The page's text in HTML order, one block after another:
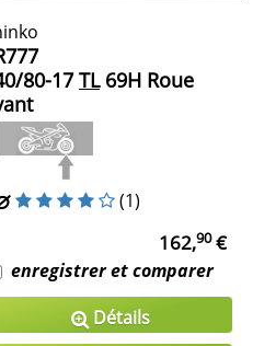
80-17 TL69H Roue
(1)
162,90€
enregistrer et comparer
Détails